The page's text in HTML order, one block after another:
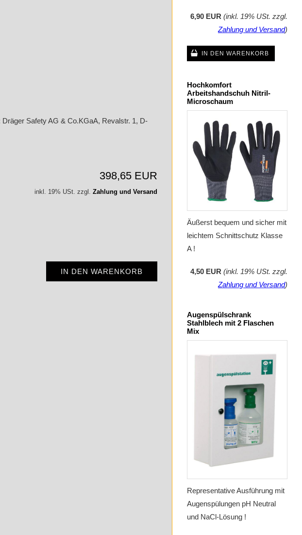
Dräger Safety AG & Co.KGaA, Revalstr. 1, D-
398,65 EUR
inkl. 19% USt. zzgl. Zahlung und Versand
IN DEN WARENKORB
6,90 EUR (inkl. 19% USt. zzgl.
Zahlung und Versand)
IN DEN WARENKORB
Hochkomfort
Arbeitshandschuh Nitril-
Microschaum
Äußerst bequem und sicher mit
leichtem Schnittschutz Klasse
A !
4,50 EUR (inkl. 19% USt. zzgl.
Zahlung und Versand)
Augenspülschrank
Stahlblech mit 2 Flaschen
Mix
Representative Ausführung mit
Augenspülungen pH Neutral
und NaCl-Lösung !